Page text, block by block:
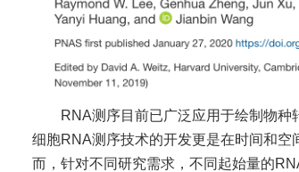
RNA测序目前已广泛应用于绘制物种
细胞RNA测序技术的开发更是在时间和
而，针对不同研究需求，不同起始量的